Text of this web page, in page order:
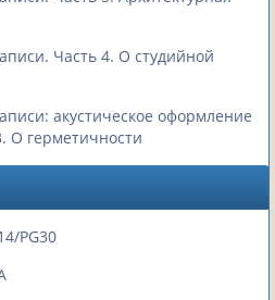
Часть 4. О студийной
акустическое оформление
О герметичности
PG30